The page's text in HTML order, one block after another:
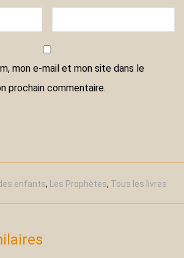
mon e-mail et mon site dans le
prochain commentaire.
des enfants, Les Prophètes, Tous les livres